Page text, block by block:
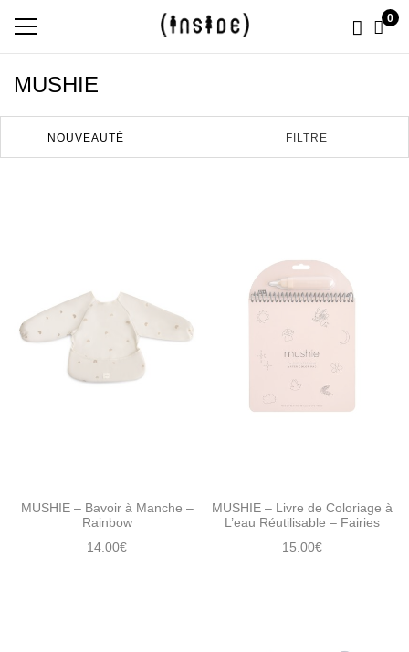
0
MUSHIE
FILTRE
MUSHIE – Bavoir à Manche –
Rainbow
14.00€
MUSHIE – Livre de Coloriage à
L’eau Réutilisable – Fairies
15.00€